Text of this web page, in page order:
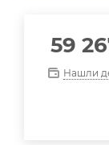
59
Нашли